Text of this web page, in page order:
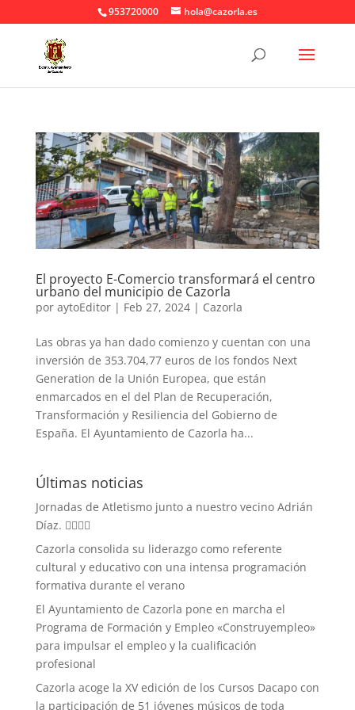
953720000 hola@cazorla.es
El proyecto E-Comercio transformará el centro
urbano del municipio de Cazorla
por aytoEditor| Feb 27, 2024| Cazorla
Las obras ya han dado comienzo y cuentan con una
inversión de 353.704,77 euros de los fondos Next
Generation de la Unión Europea, que están
enmarcados en el del Plan de Recuperación,
Transformación y Resiliencia del Gobierno de
España. El Ayuntamiento de Cazorla ha...
Últimas noticias
Jornadas de Atletismo junto a nuestro vecino Adrián
Díaz. 🏃‍♀️🏃‍♂️
Cazorla consolida su liderazgo como referente
cultural y educativo con una intensa programación
formativa durante el verano
El Ayuntamiento de Cazorla pone en marcha el
Programa de Formación y Empleo «Construyempleo»
para impulsar el empleo y la cualificación
profesional
Cazorla acoge la XV edición de los Cursos Dacapo con
la participación de 51 jóvenes músicos de toda